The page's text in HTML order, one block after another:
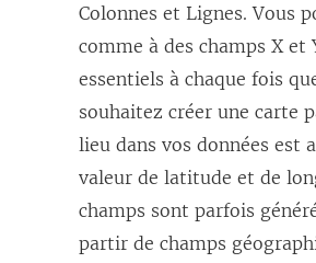
Colonnes et Lignes. Vous
comme à des champs X et
essentiels à chaque fois
souhaitez créer une carte
lieu dans vos données est
valeur de latitude et de
champs sont parfois
partir de champs